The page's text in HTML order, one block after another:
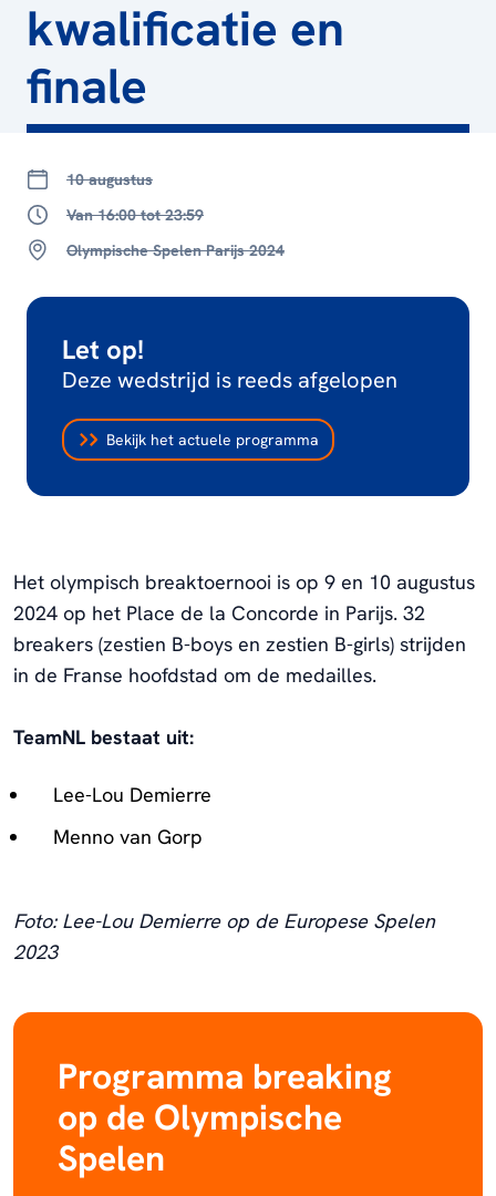
kwalificatie en
finale
10 augustus
Van 16:00 tot 23:59
Olympische Spelen Parijs 2024
Let op!
Deze wedstrijd is reeds afgelopen
Bekijk het actuele programma
Het olympisch breaktoernooi is op 9 en 10 augustus
2024 op het Place de la Concorde in Parijs. 32
breakers (zestien B-boys en zestien B-girls) strijden
in de Franse hoofdstad om de medailles.
TeamNL bestaat uit:
Lee-Lou Demierre
Menno van Gorp
Foto: Lee-Lou Demierre op de Europese Spelen
2023
Programma breaking
op de Olympische
Spelen